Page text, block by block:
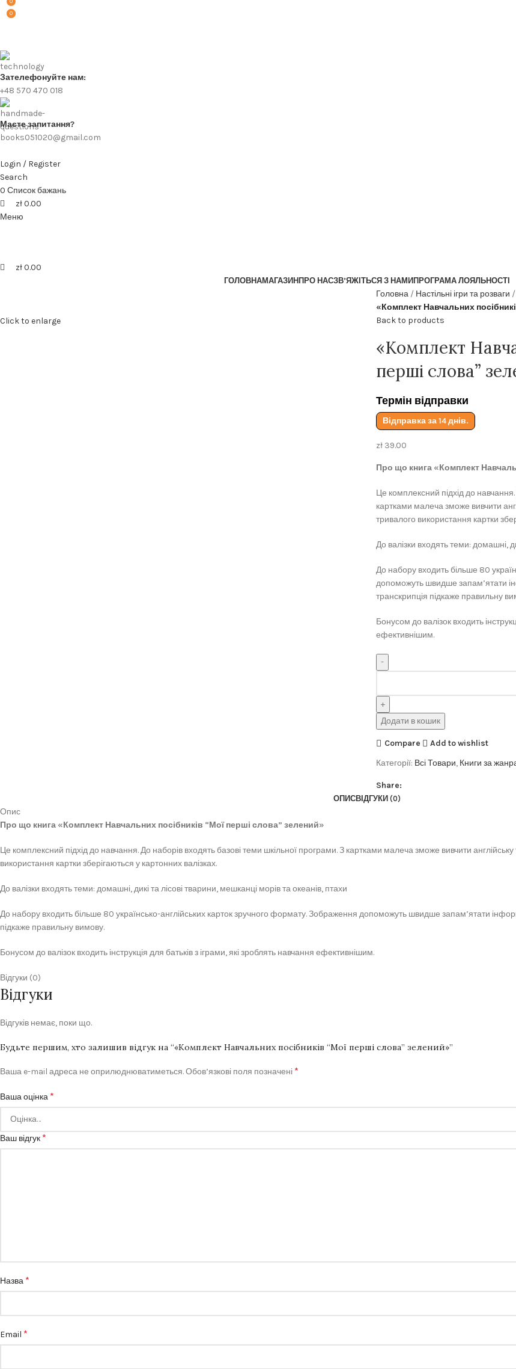
Зателефонуйте нам:
+48 570 470 018
Маєте запитання?
books051020@gmail.com
Login / Register
Search
0 Список бажань
0
zł0.00
Меню
0
zł0.00
ГОЛОВНАМАГАЗИН ПРО НАСЗВ’ЯЖІТЬСЯ З НАМИ ПРОГРАМА ЛОЯЛЬНОСТІ
Click to enlarge
Головна Настільні ігри та розваги
«Комплект Навчальних
Back to products
«Комплект
перші слова”
Термін відправки
Відправка за 14 днів.
zł39.00
Про що книга «Комплект
Це комплексний підхід до
картками малеча зможе вивчити
тривалого використання картки
До валізки входять теми: домашні,
До набору входить більше 80
допоможуть швидше запам’ятати
транскрипція підкаже правильну
Бонусом до валізок входить
ефективнішим.
Додати в кошик
Compare
Add to wishlist
Категорії: Всі Товари, Книги за
Share:
ОПИСВІДГУКИ (0)
Опис
Про що книга «Комплект Навчальних посібників “Мої перші слова” зелений»
Це комплексний підхід до навчання. До наборів входять базові теми шкільної програми. З картками малеча зможе вивчити
використання картки зберігаються у картонних валізках.
До валізки входять теми: домашні, дикі та лісові тварини, мешканці морів та океанів, птахи
До набору входить більше 80 українсько-англійських карток зручного формату. Зображення допоможуть швидше запам’ятати
підкаже правильну вимову.
Бонусом до валізок входить інструкція для батьків з іграми, які зроблять навчання ефективнішим.
Відгуки (0)
Відгуки
Відгуків немає, поки що.
Будьте першим, хто залишив відгук на “«Комплект Навчальних посібників “Мої перші слова” зелений»”
Ваша e-mail адреса не оприлюднюватиметься.Обов’язкові поля позначені *
Ваша оцінка *
Ваш відгук *
Назва *
Email *
0